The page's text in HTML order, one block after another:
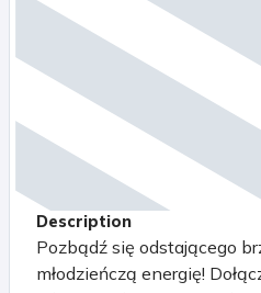
Description
Pozbądź się odstającego
młodzieńczą energię!